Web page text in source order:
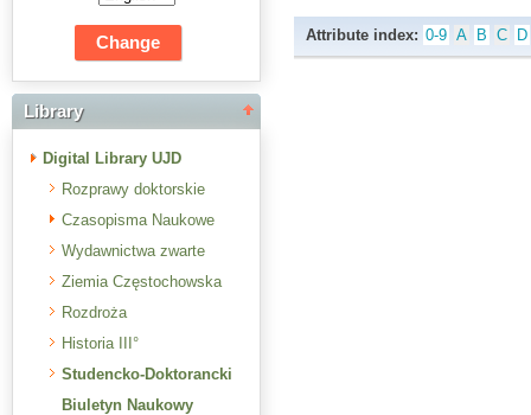
Library
Digital Library UJD
Rozprawy doktorskie
Czasopisma Naukowe
Wydawnictwa zwarte
Ziemia Częstochowska
Rozdroża
Historia III°
Studencko-Doktorancki
Biuletyn Naukowy
Attribute index: 0-9 A B C D